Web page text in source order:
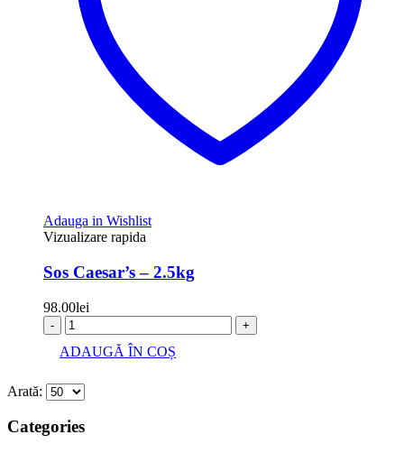
Adauga in Wishlist
Vizualizare rapida
Sos Caesar’s – 2.5kg
98.00lei
- +
ADAUGĂ ÎN COȘ
Arată:
Categories